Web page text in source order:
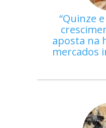
Quinze
aposta na
mercados